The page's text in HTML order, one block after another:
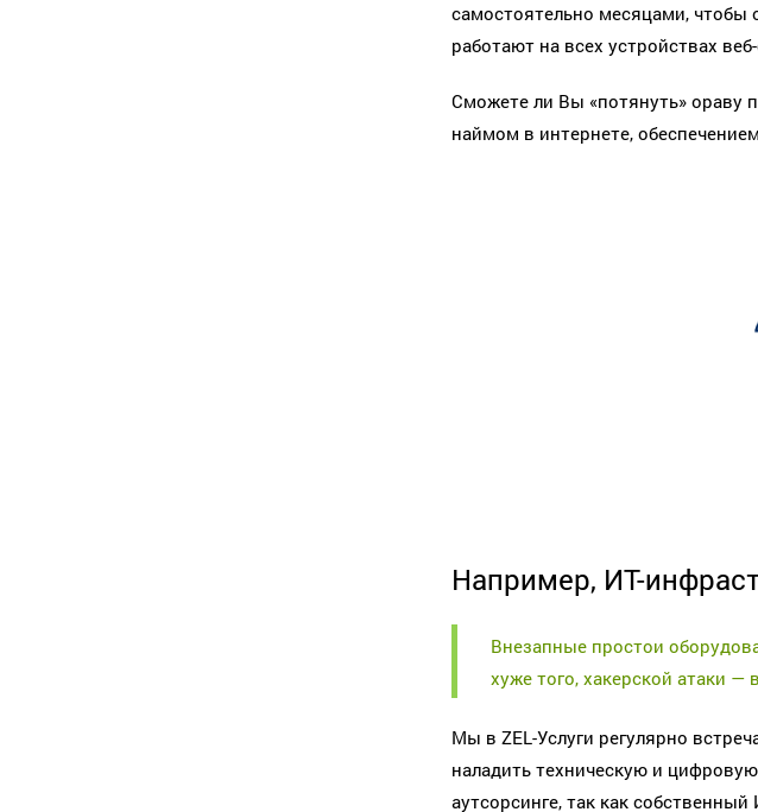
самостоятельно месяцами, чтобы
работают на всех устройствах
Сможете ли Вы «потянуть» ораву
наймом в интернете,
Например, ИТ-
Внезапные простои
хуже того, хакерской атаки
Мы в ZEL-Услуги регулярно
наладить техническую и
аутсорсинге, так как